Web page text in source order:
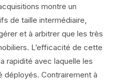
montre un
de taille intermédiaire,
et à arbitrer que les très
L’efficacité de cette
rapidité avec laquelle les
Contrairement à